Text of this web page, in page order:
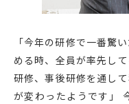
「今年の研修で一番驚
める時、全員が率先し
研修、事後研修を通し
が変わったようです」